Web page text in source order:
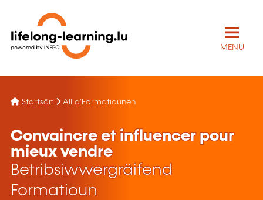
MENÜ
Startsäit All d'Formatiounen
Convaincre et influencer pour
mieux vendre
Betribsiwwergräifend
Formatioun